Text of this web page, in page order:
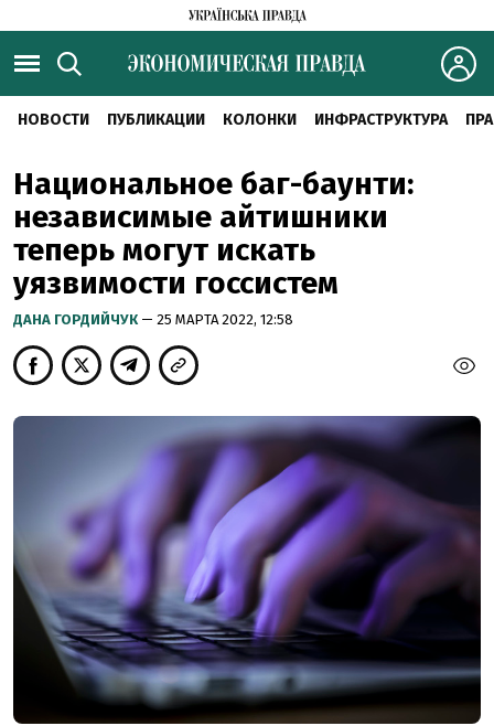
НОВОСТИ ПУБЛИКАЦИИ КОЛОНКИ ИНФРАСТРУКТУРА
Национальное баг-баунти:
независимые айтишники
теперь могут искать
уязвимости госсистем
ДАНА ГОРДИЙЧУК — 25 МАРТА 2022, 12:58